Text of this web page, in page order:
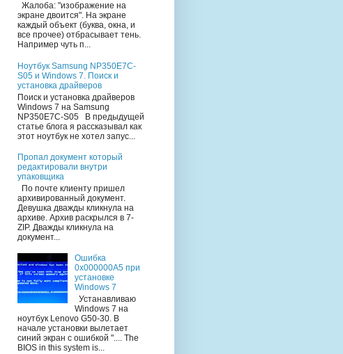
Жалоба: "изображение на
экране двоится". На экране
каждый объект (буква, окна, и
все прочее) отбрасывает тень.
Например чуть п...
Ноутбук Samsung NP350E7C-
S05 и Windows 7. Поиск и
установка драйверов
Поиск и установка драйверов
Windows 7 на Samsung
NP350E7C-S05 В предыдущей
статье блога я рассказывал как
этот ноутбук не хотел запус...
Пропал документ который
редактировали внутри
упаковщика
По почте клиенту пришел
архивированный документ.
Девушка дважды кликнула на
архиве. Архив раскрылся в 7-
ZIP. Дважды кликнула на
документ...
Ошибка
0x000000A5 при
установке
Windows 7
Устанавливаю
Windows 7 на
ноутбук Lenovo G50-30. В
начале установки вылетает
синий экран с ошибкой ".... The
BIOS in this system is...